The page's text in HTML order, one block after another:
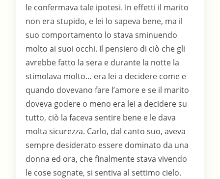
le confermava tale ipotesi. In effetti il marito
non era stupido, e lei lo sapeva bene, ma il
suo comportamento lo stava sminuendo
molto ai suoi occhi. Il pensiero di ciò che gli
avrebbe fatto la sera e durante la notte la
stimolava molto… era lei a decidere come e
quando dovevano fare l’amore e se il marito
doveva godere o meno era lei a decidere su
tutto, ciò la faceva sentire bene e le dava
molta sicurezza. Carlo, dal canto suo, aveva
sempre desiderato essere dominato da una
donna ed ora, che finalmente stava vivendo
le cose sognate, si sentiva al settimo cielo.